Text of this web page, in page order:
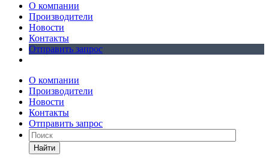
О компании
Производители
Новости
Контакты
Отправить запрос
О компании
Производители
Новости
Контакты
Отправить запрос
Найти